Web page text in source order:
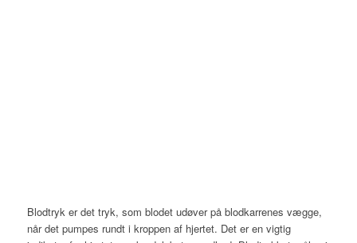
Blodtryk er det tryk, som blodet udøver på blodkarrenes vægge,
når det pumpes rundt i kroppen af hjertet. Det er en vigtig